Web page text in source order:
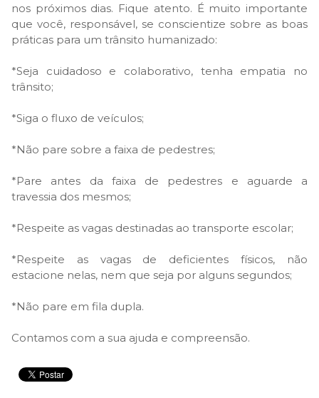
nos próximos dias. Fique atento. É muito importante
que você, responsável, se conscientize sobre as boas
práticas para um trânsito humanizado:
*Seja cuidadoso e colaborativo, tenha empatia no
trânsito;
*Siga o fluxo de veículos;
*Não pare sobre a faixa de pedestres;
*Pare antes da faixa de pedestres e aguarde a
travessia dos mesmos;
*Respeite as vagas destinadas ao transporte escolar;
*Respeite as vagas de deficientes físicos, não
estacione nelas, nem que seja por alguns segundos;
*Não pare em fila dupla.
Contamos com a sua ajuda e compreensão.